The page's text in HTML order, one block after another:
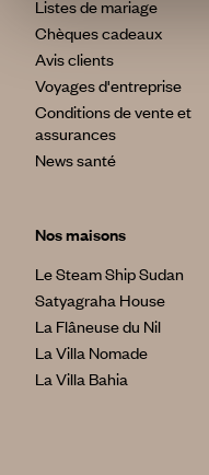
Listes de mariage
Chèques cadeaux
Avis clients
Voyages d'entreprise
Conditions de vente et
assurances
News santé
Nos maisons
Le Steam Ship Sudan
Satyagraha House
La Flâneuse du Nil
La Villa Nomade
La Villa Bahia